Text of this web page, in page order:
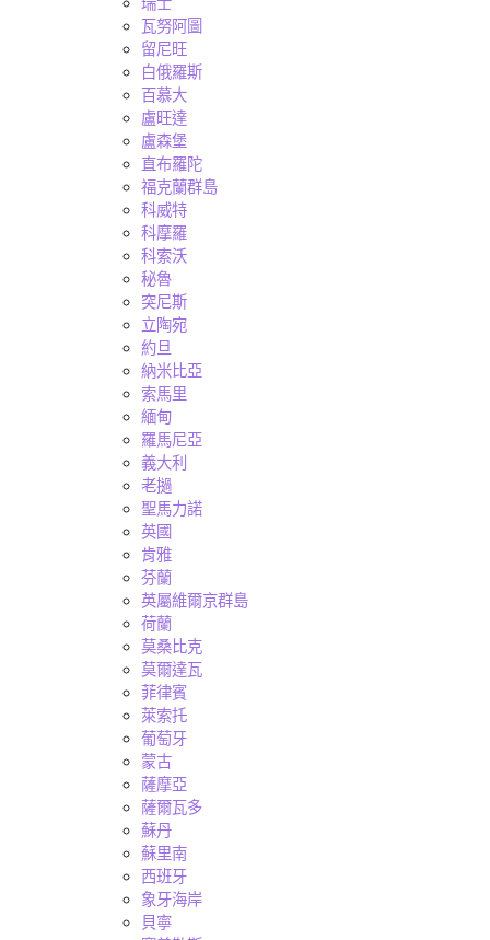
瓦努阿圖
留尼旺
白俄羅斯
百慕大
盧旺達
盧森堡
直布羅陀
福克蘭群島
科威特
科摩羅
科索沃
秘魯
突尼斯
立陶宛
約旦
納米比亞
索馬里
緬甸
羅馬尼亞
義大利
老撾
聖馬力諾
英國
肯雅
芬蘭
英屬維爾京群島
荷蘭
莫桑比克
莫爾達瓦
菲律賓
萊索托
葡萄牙
蒙古
薩摩亞
薩爾瓦多
蘇丹
蘇里南
西班牙
象牙海岸
貝寧